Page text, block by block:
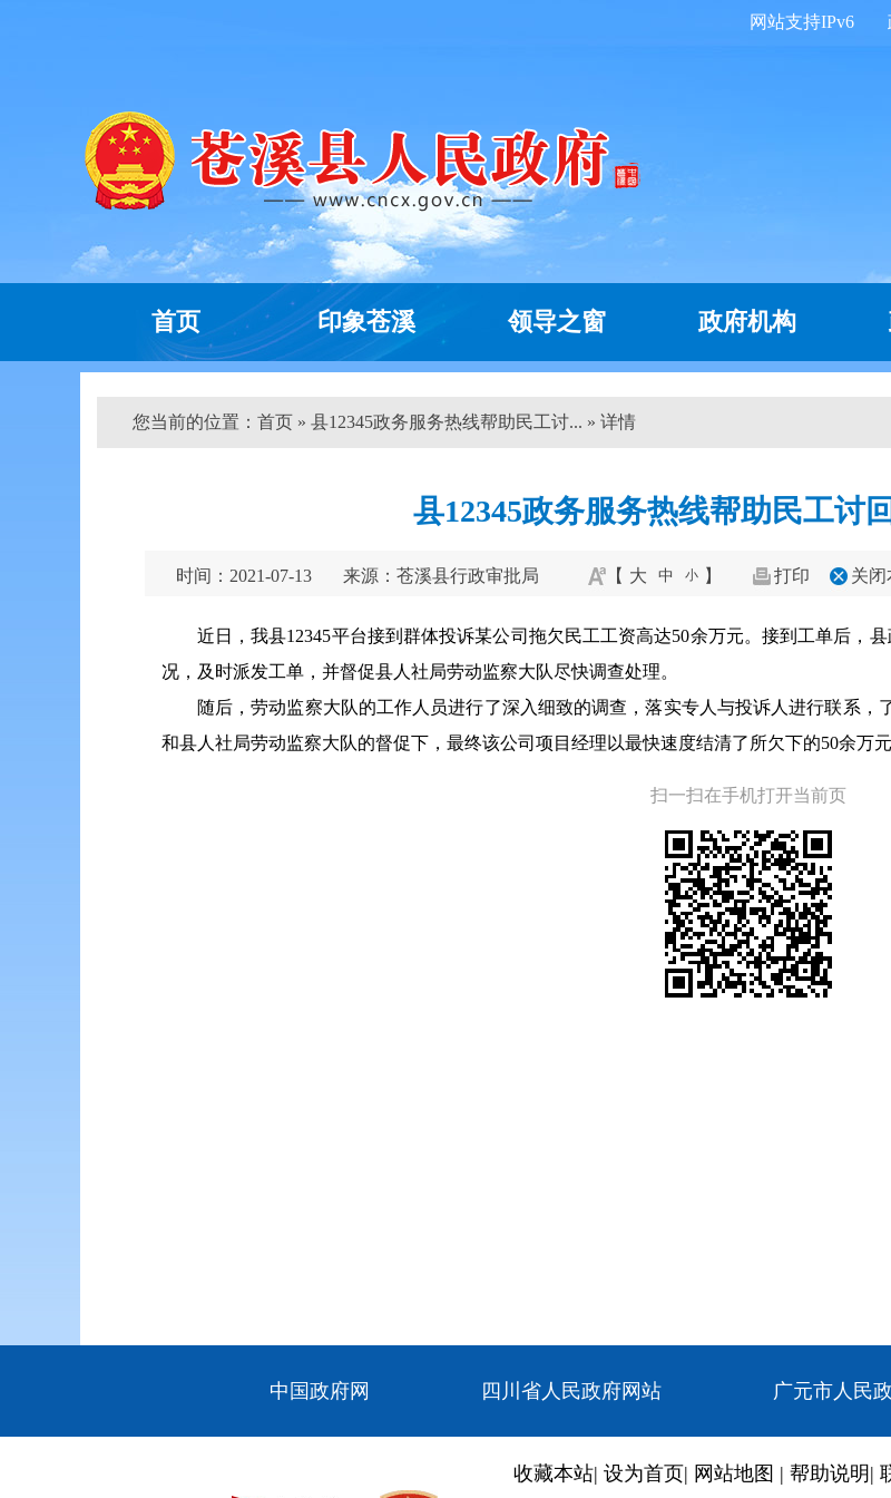
网站支持IPv6
首页 印象苍溪 领导之窗 政府机构
您当前的位置： 首页 » 县12345政务服务热线帮助民工讨... » 详情
县12345政务服务热线帮助民工讨
时间：2021-07-13 来源：苍溪县行政审批局 【 大 中 小 】 打印 关闭
近日，我县12345平台接到群体投诉某公司拖欠民工工资高达50余万元。接到工单后，
况，及时派发工单，并督促县人社局劳动监察大队尽快调查处理。
随后，劳动监察大队的工作人员进行了深入细致的调查，落实专人与投诉人进行联系，
和县人社局劳动监察大队的督促下，最终该公司项目经理以最快速度结清了所欠下的50余万
扫一扫在手机打开当前页
中国政府网 四川省人民政府网站 广元市人民
收藏本站| 设为首页| 网站地图 | 帮助说明 |